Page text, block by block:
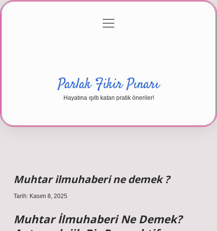
Gizlilik Politikası
menüyü
Parlak Fikir Pınarı
Hayatına ışıltı katan pratik öneriler!
Muhtar ilmuhaberi ne demek ?
Tarih: Kasım 8, 2025
Muhtar İlmuhaberi Ne Demek?